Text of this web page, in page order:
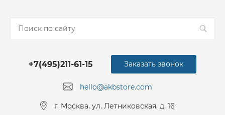
+7(495)211-61-15
hello@akbstore.com
Заказать звонок
г. Москва, ул. Летниковская, д. 16